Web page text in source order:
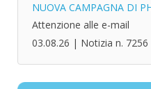
NUOVA CAMPAGNA DI
Attenzione alle e-mail
03.08.26 | Notizia n. 7256